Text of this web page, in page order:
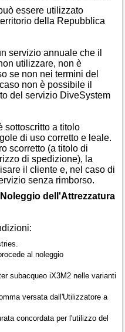
essere utilizzato
della Repubblica
servizio annuale che il
utilizzare, non è
se non nei termini del
non è possibile il
del servizio DiveSystem
sottoscritto a titolo
di uso corretto e leale.
scorretto (a titolo di
di spedizione), la
il cliente e, nel caso di
senza rimborso.
dell'Attrezzatura
al noleggio
subacqueo iX3M2 nelle varianti
versata dall'Utilizzatore a
concordata per l'utilizzo del